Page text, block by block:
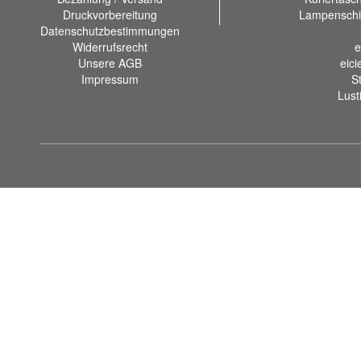
Druckvorbereitung
Datenschutzbestimmungen
Widerrufsrecht
Unsere AGB
Impressum